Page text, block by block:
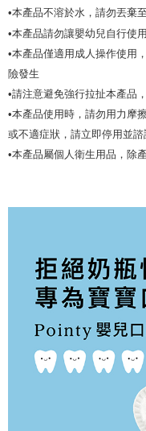
•本產品不溶於水，請勿丟棄
•本產品請勿讓嬰幼兒自行使
•本產品僅適用成人操作使用
險發生
•請注意避免強行拉扯本產品
•本產品使用時，請勿用力摩
或不適症狀，請立即停用並
•本產品屬個人衛生用品，除